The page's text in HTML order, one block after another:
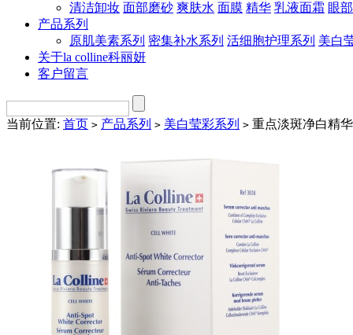
清洁卸妆 面部磨砂 爽肤水 面膜 精华 乳液面霜 眼
产品系列
原肌美素系列 密集补水系列 活细胞护理系列 美白
关于la colline科丽妍
客户留言
当前位置: 首页 > 产品系列 > 美白莹彩系列 > 重点淡斑净白精华